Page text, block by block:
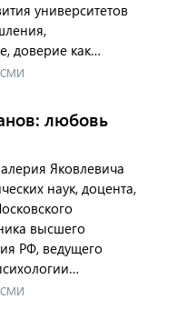
университетов
доверие как…
СМИ
любовь
Яковлевича
наук, доцента,
высшего
РФ, ведущего
СМИ